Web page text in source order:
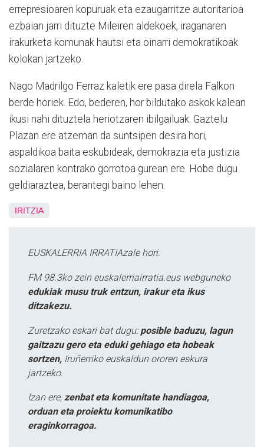
errepresioaren kopuruak eta ezaugarritze autoritarioa
ezbaian jarri dituzte Mileiren aldekoek, iraganaren
irakurketa komunak hautsi eta oinarri demokratikoak
kolokan jartzeko.
Nago Madrilgo Ferraz kaletik ere pasa direla Falkon
berde horiek. Edo, bederen, hor bildutako askok kalean
ikusi nahi dituztela heriotzaren ibilgailuak. Gaztelu
Plazan ere atzeman da suntsipen desira hori,
aspaldikoa baita eskubideak, demokrazia eta justizia
sozialaren kontrako gorrotoa gurean ere. Hobe dugu
geldiaraztea, berantegi baino lehen.
IRITZIA
EUSKALERRIA IRRATIAzale hori:
FM 98.3ko zein euskalerriairratia.eus webguneko
edukiak musu truk entzun, irakur eta ikus
ditzakezu.
Zuretzako eskari bat dugu: posible baduzu, lagun
gaitzazu gero eta eduki gehiago eta hobeak
sortzen, Iruñerriko euskaldun ororen eskura
jartzeko.
Izan ere, zenbat eta komunitate handiagoa,
orduan eta proiektu komunikatibo
eraginkorragoa.